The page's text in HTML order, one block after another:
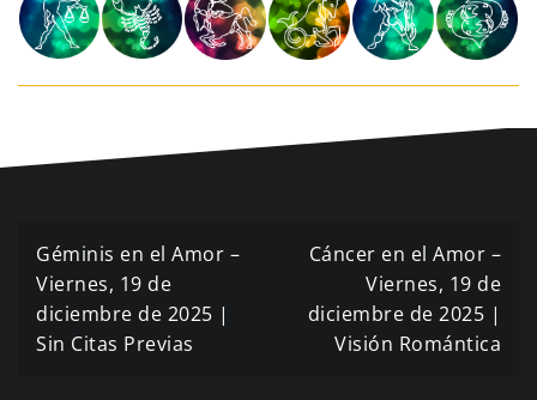
Navegación
de
entradas
Géminis en el Amor –
Viernes, 19 de
diciembre de 2025 |
Sin Citas Previas
Cáncer en el Amor –
Viernes, 19 de
diciembre de 2025 |
Visión Romántica